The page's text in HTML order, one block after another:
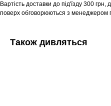
Вартість доставки до під'їзду 300 грн,
поверх обговорюються з менеджером
Також дивляться